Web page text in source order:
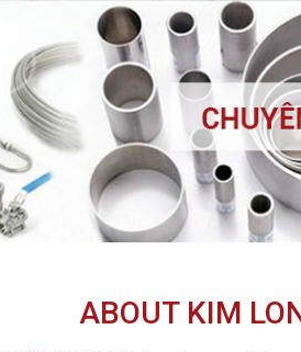
ABOUT KIM